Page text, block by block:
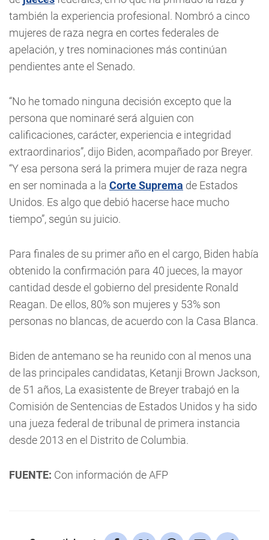
también la experiencia profesional. Nombró a cinco
mujeres de raza negra en cortes federales de
apelación, y tres nominaciones más continúan
pendientes ante el Senado.
“No he tomado ninguna decisión excepto que la
persona que nominaré será alguien con
calificaciones, carácter, experiencia e integridad
extraordinarios”, dijo Biden, acompañado por Breyer.
“Y esa persona será la primera mujer de raza negra
en ser nominada a la Corte Suprema de Estados
Unidos. Es algo que debió hacerse hace mucho
tiempo”, según su juicio.
Para finales de su primer año en el cargo, Biden había
obtenido la confirmación para 40 jueces, la mayor
cantidad desde el gobierno del presidente Ronald
Reagan. De ellos, 80% son mujeres y 53% son
personas no blancas, de acuerdo con la Casa Blanca.
Biden de antemano se ha reunido con al menos una
de las principales candidatas, Ketanji Brown Jackson,
de 51 años, La exasistente de Breyer trabajó en la
Comisión de Sentencias de Estados Unidos y ha sido
una jueza federal de tribunal de primera instancia
desde 2013 en el Distrito de Columbia.
FUENTE: Con información de AFP